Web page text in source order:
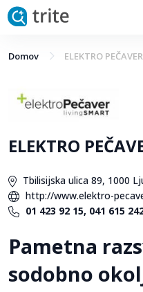
Domov ELEKTRO
ELEKTRO
Tbilisijska ulica 89, 1000
http://www.elektro-
01 423 92 15, 041 615
Pametna
sodobno